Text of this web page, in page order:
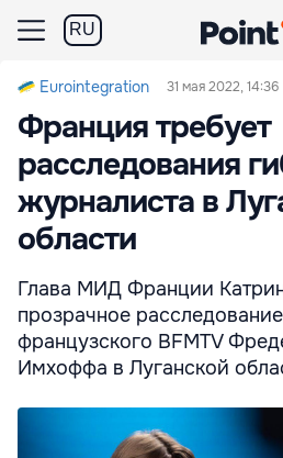
RU
Eurointegration 31 мая 2022, 14:36
Франция требует
расследования
журналиста в
области
Глава МИД Франции
прозрачное
французского BFMTV
Имхоффа в Луганской